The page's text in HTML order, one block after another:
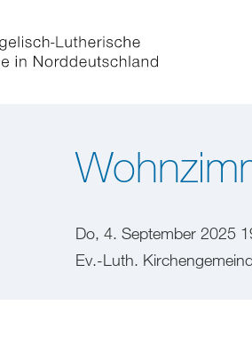
Do, 4. September 2025
Ev.-Luth.